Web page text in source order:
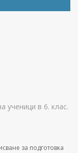
ученици в 6. клас.
за подготовка